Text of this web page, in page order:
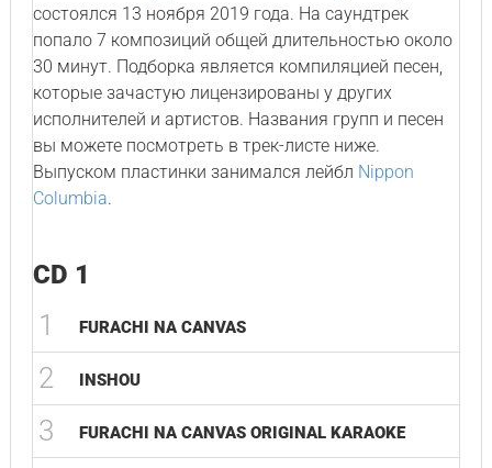
состоялся 13 ноября 2019 года. На саундтрек
попало 7 композиций общей длительностью около
30 минут. Подборка является компиляцией песен,
которые зачастую лицензированы у других
исполнителей и артистов. Названия групп и песен
вы можете посмотреть в трек-листе ниже.
Выпуском пластинки занимался лейбл Nippon
Columbia.
CD 1
1 FURACHI NA CANVAS
2 INSHOU
3 FURACHI NA CANVAS ORIGINAL KARAOKE